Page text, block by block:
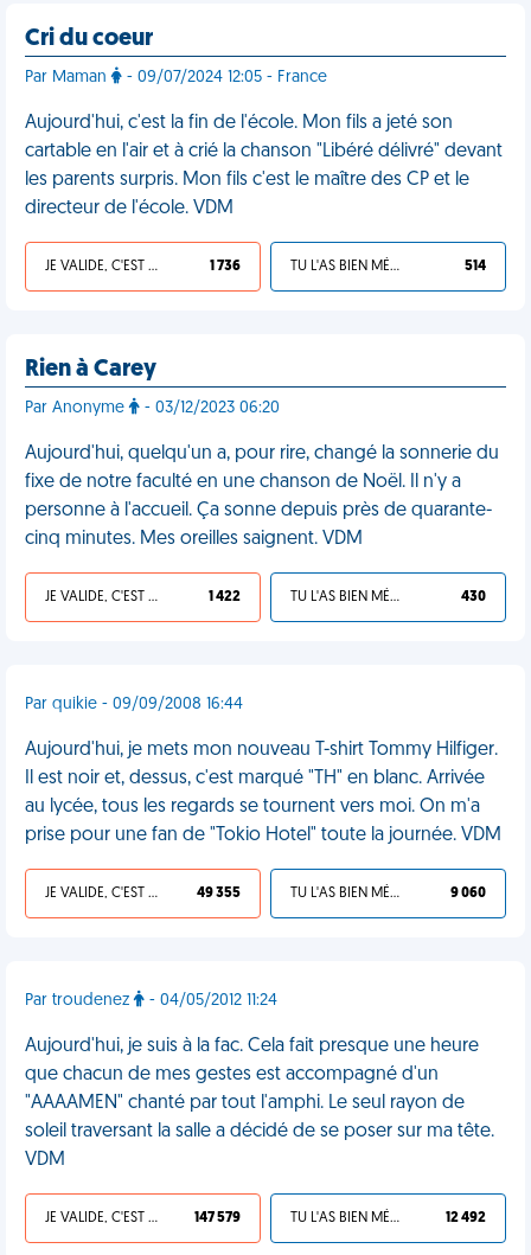
Cri du coeur
Par Maman - 09/07/2024 12:05 - France
Aujourd'hui, c'est la fin de l'école. Mon fils a jeté son
cartable en l'air et à crié la chanson "Libéré délivré" devant
les parents surpris. Mon fils c'est le maître des CP et le
directeur de l'école. VDM
JE VALIDE, C'EST UNE VDM 1 736 TU L'AS BIEN MÉRITÉ 514
Rien à Carey
Par Anonyme - 03/12/2023 06:20
Aujourd'hui, quelqu'un a, pour rire, changé la sonnerie du
fixe de notre faculté en une chanson de Noël. Il n'y a
personne à l'accueil. Ça sonne depuis près de quarante-
cinq minutes. Mes oreilles saignent. VDM
JE VALIDE, C'EST UNE VDM 1 422 TU L'AS BIEN MÉRITÉ 430
Par quikie - 09/09/2008 16:44
Aujourd'hui, je mets mon nouveau T-shirt Tommy Hilfiger.
Il est noir et, dessus, c'est marqué "TH" en blanc. Arrivée
au lycée, tous les regards se tournent vers moi. On m'a
prise pour une fan de "Tokio Hotel" toute la journée. VDM
JE VALIDE, C'EST UNE VDM 49 355 TU L'AS BIEN MÉRITÉ 9 060
Par troudenez - 04/05/2012 11:24
Aujourd'hui, je suis à la fac. Cela fait presque une heure
que chacun de mes gestes est accompagné d'un
"AAAAMEN" chanté par tout l'amphi. Le seul rayon de
soleil traversant la salle a décidé de se poser sur ma tête.
VDM
JE VALIDE, C'EST UNE VDM 147 579 TU L'AS BIEN MÉRITÉ 12 492